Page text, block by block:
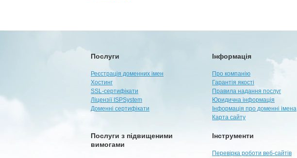
Послуги
Реєстрація доменних імен
Хостинг
SSL-сертифікати
Ліцензії ISPSystem
Доменні сертифікати
Інформація
Про компанію
Гарантія якості
Правила надання послуг
Юридична інформація
Інформація про доменні імена
Карта сайту
Послуги з підвищеними
вимогами
Інструменти
Перевірка роботи веб-сайтів